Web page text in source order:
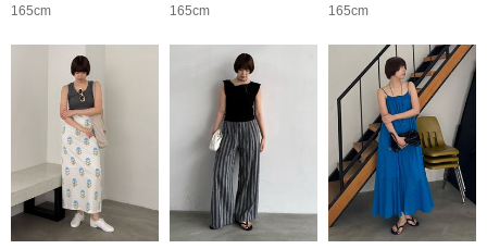
165cm
165cm
165cm